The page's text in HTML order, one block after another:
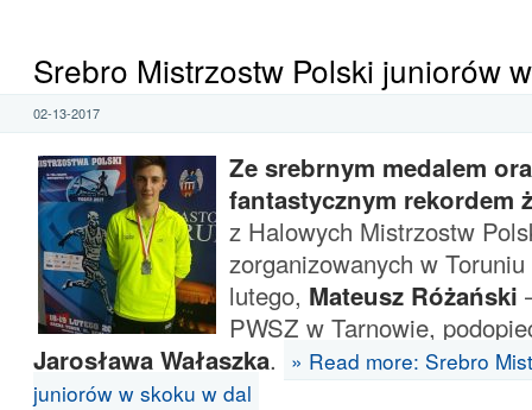
Srebro Mistrzostw Polski juniorów
02-13-2017
Ze srebrnym medalem
fantastycznym rekordem
z Halowych Mistrzostw
zorganizowanych w
lutego, Mateusz Różański
PWSZ w Tarnowie,
Jarosława Wałaszka. » Read more: Srebro
juniorów w skoku w dal